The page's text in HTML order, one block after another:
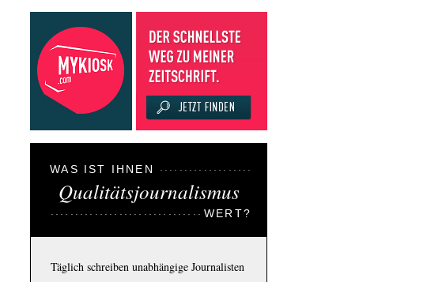
WAS IST IHNEN
Qualitätsjournalismus
WERT?
Täglich schreiben unabhängige Journalisten